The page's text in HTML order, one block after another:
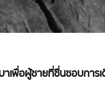
เพื่อผู้ชายที่ชื่นชอบกา